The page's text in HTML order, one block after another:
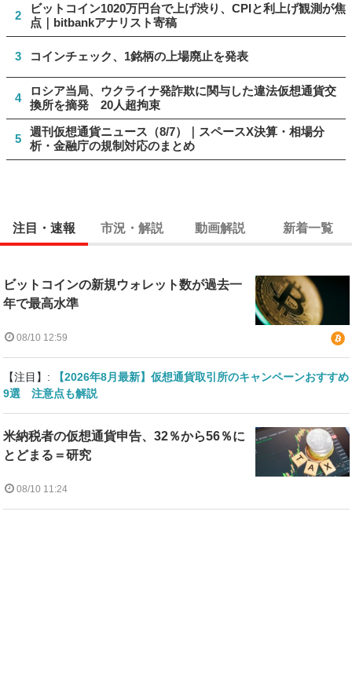
2
ビットコイン1020万円台で上げ渋り、CPIと利上げ観測が焦
点｜bitbankアナリスト寄稿
3 コインチェック、1銘柄の上場廃止を発表
4
ロシア当局、ウクライナ発詐欺に関与した違法仮想通貨交
換所を摘発 20人超拘束
5
週刊仮想通貨ニュース（8/7）｜スペースX決算・相場分
析・金融庁の規制対応のまとめ
注目・速報 市況・解説 動画解説 新着一覧
ビットコインの新規ウォレット数が過去一
年で最高水準
08/10 12:59
【注目】:
【2026年8月最新】仮想通貨取引所のキャンペーンおすすめ
9選 注意点も解説
米納税者の仮想通貨申告、32％から56％に
とどまる＝研究
08/10 11:24